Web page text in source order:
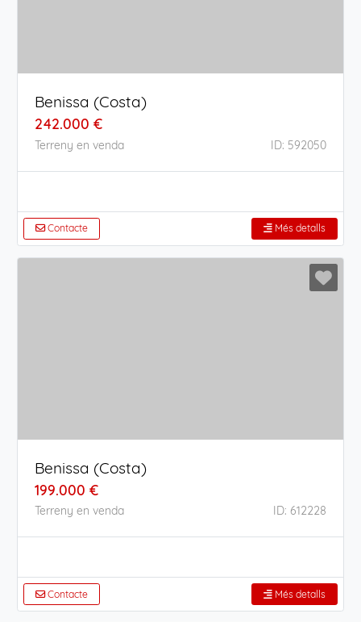
Benissa (Costa)
242.000 €
Terreny en venda ID: 592050
Contacte Més detalls
Benissa (Costa)
199.000 €
Terreny en venda ID: 612228
Contacte Més detalls